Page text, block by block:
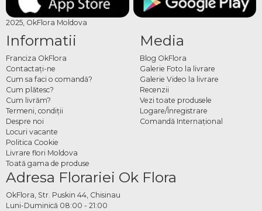
2025, OkFlora Moldova
Informatii
Franciza OkFlora
Contactaţi-ne
Cum sa faci o comandă?
Cum plătesc?
Cum livrăm?
Termeni, condiţii
Despre noi
Locuri vacante
Politica Cookie
Livrare flori Moldova
Toată gama de produse
Media
Blog OkFlora
Galerie Foto la livrare
Galerie Video la livrare
Recenzii
Vezi toate produsele
Logare/Înregistrare
Comandă Internațional
Adresa Florariei Ok Flora
OkFlora, Str. Puskin 44, Chisinau
Luni-Duminică 08:00 - 21:00